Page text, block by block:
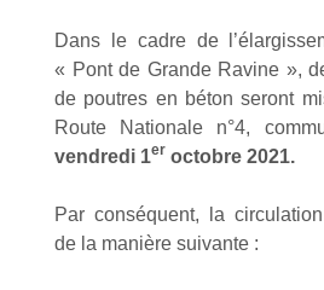
Dans le cadre de
« Pont de Grande Ravine »,
de poutres en béton seront
Route Nationale n°4,
vendredi 1er octobre 2021.
Par conséquent, la
de la manière suivante :